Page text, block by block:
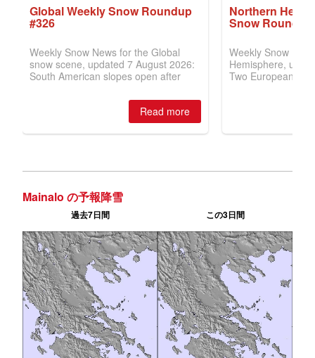
Mainalo の予報降雪
過去7日間 この3日間